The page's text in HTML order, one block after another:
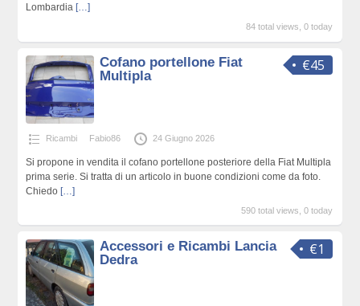
Lombardia […]
84 total views, 0 today
€45
Cofano portellone Fiat
Multipla
Ricambi Fabio86 24 Giugno 2026
Si propone in vendita il cofano portellone posteriore della Fiat Multipla
prima serie. Si tratta di un articolo in buone condizioni come da foto.
Chiedo […]
590 total views, 0 today
€1
Accessori e Ricambi Lancia
Dedra